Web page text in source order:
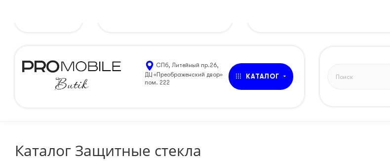
СПб, Литейный пр.26,
ДЦ «Преображенский двор»
пом. 222
КАТАЛОГ
Каталог Защитные стекла